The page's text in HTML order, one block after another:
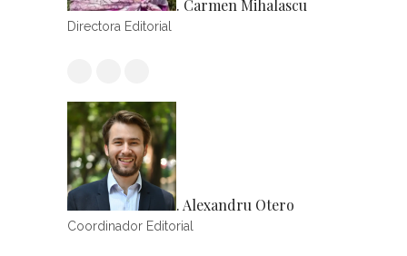
. Carmen Mihalascu
Directora Editorial
. Alexandru Otero
Coordinador Editorial